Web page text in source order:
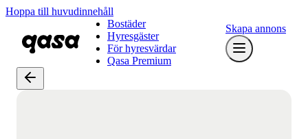
Hoppa till huvudinnehåll
Bostäder
Hyresgäster
För hyresvärdar
Qasa Premium
Skapa annons